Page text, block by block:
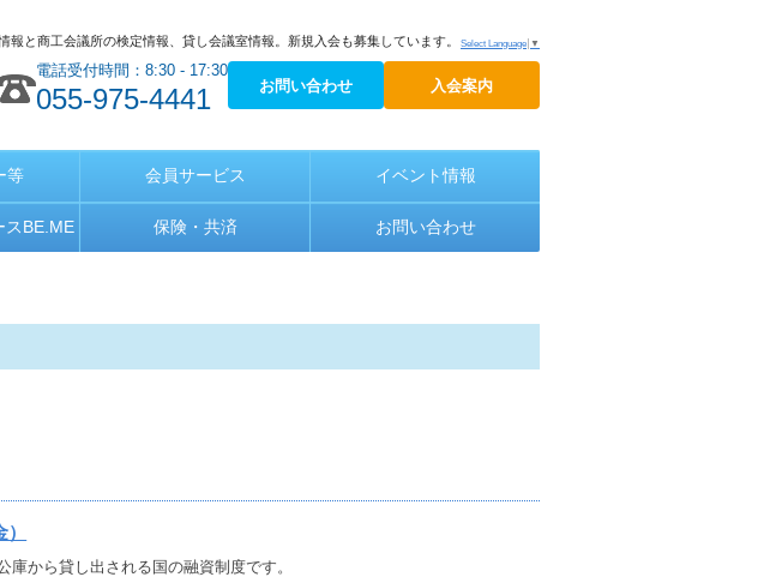
Select Language ▼
報と商工会議所の検定情報、貸し会議室情報。新規入会も募集しています。
電話受付時間：8:30 - 17:30
055-975-4441 お問い合わせ 入会案内
等 会員サービス イベント情報
スBE.ME 保険・共済 お問い合わせ
から貸し出される国の融資制度です。